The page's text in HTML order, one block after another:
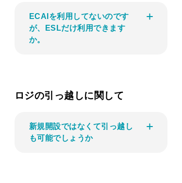
ECAIを利用してないのです
が、ESLだけ利用できます
か。
ロジの引っ越しに関して
新規開設ではなくて引っ越し
も可能でしょうか